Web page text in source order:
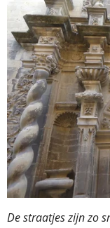
De straatjes zijn zo